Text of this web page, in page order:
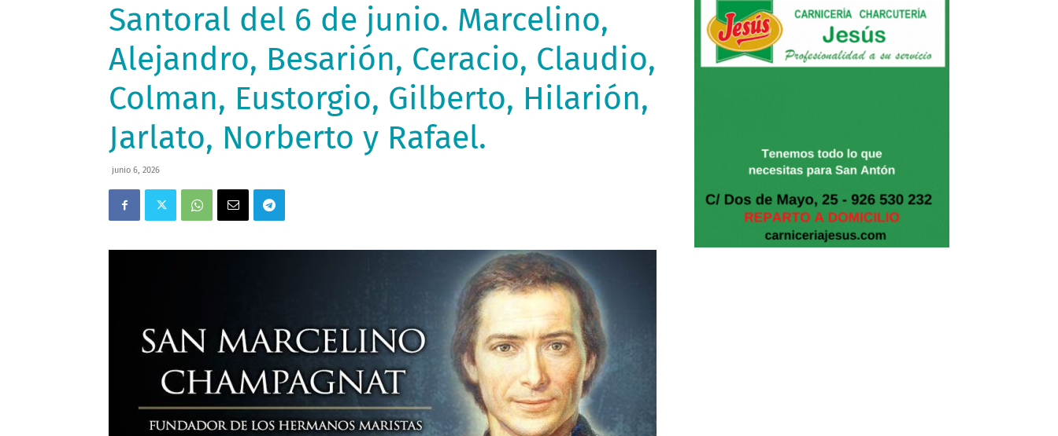
Santoral del 6 de junio. Marcelino,
Alejandro, Besarión, Ceracio, Claudio,
Colman, Eustorgio, Gilberto, Hilarión,
Jarlato, Norberto y Rafael.
junio 6, 2026